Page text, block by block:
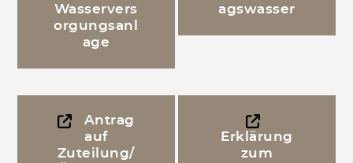
Wasservers
orgungsanl
age
agswasser
Antrag
auf
Zuteilung/
Erklärung
zum